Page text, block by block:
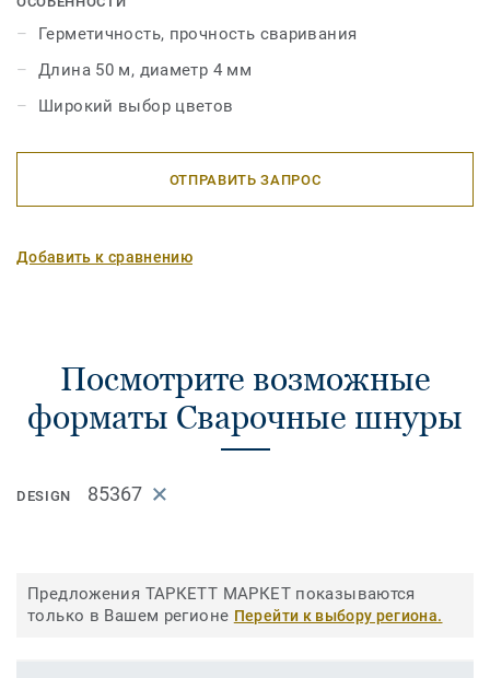
Герметичность, прочность сваривания
Длина 50 м, диаметр 4 мм
Широкий выбор цветов
ОТПРАВИТЬ ЗАПРОС
Добавить к сравнению
Посмотрите возможные
форматы Сварочные шнуры
DESIGN 85367
Предложения ТАРКЕТТ МАРКЕТ показываются
только в Вашем регионе Перейти к выбору региона.